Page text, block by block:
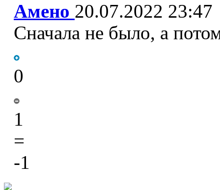
Амено 20.07.2022 23:47
Сначала не было, а
0
1
=
-1